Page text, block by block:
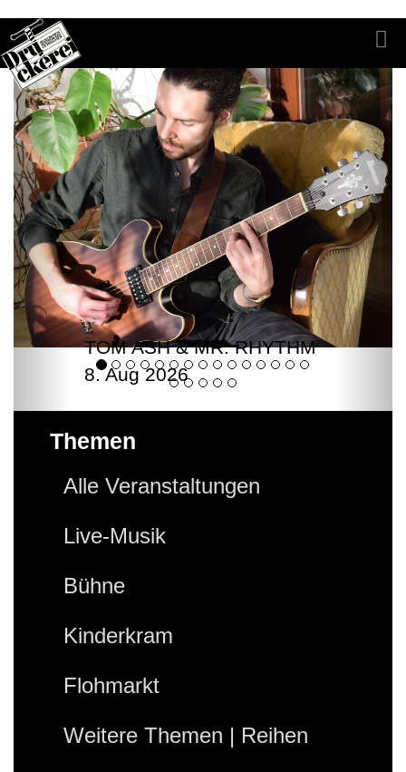
TOM ASH & MR. RHYTHM
8. Aug 2026
Themen
Alle Veranstaltungen
Live-Musik
Bühne
Kinderkram
Flohmarkt
Weitere Themen | Reihen